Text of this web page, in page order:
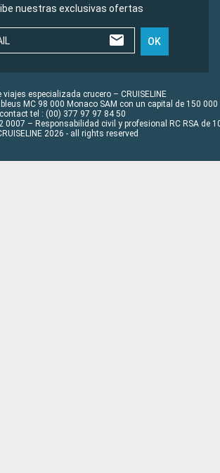
nuestras exclusivas ofertas
OK
viajes especializada crucero – CRUISELINE
MC 98 000 Monaco SAM con un capital de 150 000
contact tel : (00) 377 97 97 84 50
0007 – Responsabilidad civil y profesional RC RSA de
2026 - all rights reserved